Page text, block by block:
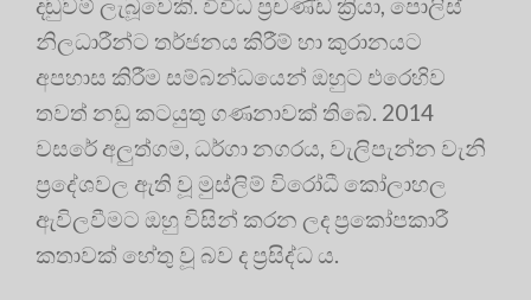
දඬුවම් ලැබූවෙකි. විවිධ ප්‍රචණ්ඩ ක්‍රියා, පොලිස්
නිලධාරීන්ට තර්ජනය කිරීම් හා කුරානයට
අපහාස කිරීම සම්බන්ධයෙන් ඔහුට එරෙහිව
තවත් නඩු කටයුතු ගණනාවක් තිබේ. 2014
වසරේ අලුත්ගම, ධර්ගා නගරය, වැලිපැන්න වැනි
ප්‍රදේශවල ඇති වූ මුස්ලිම් විරෝධී කෝලාහල
ඇවිලවීමට ඔහු විසින් කරන ලද ප්‍රකෝපකාරී
කතාවක් හේතු වූ බව ද ප්‍රසිද්ධ ය.